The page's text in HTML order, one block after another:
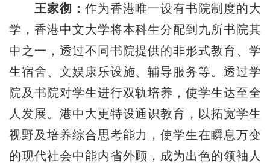
王家彻： 作为香港唯一设有书院制度的大
学，香港中文大学将本科生分配到九所书院其
中之一，透过不同书院提供的非形式教育、学
生宿舍、文娱康乐设施、辅导服务等。透过学
院及书院对学生进行双轨培养，使学生达至全
人发展。港中大更特设通识教育，以拓宽学生
视野及培养综合思考能力，使学生在瞬息万变
的现代社会中能内省外顾，成为出色的领袖人